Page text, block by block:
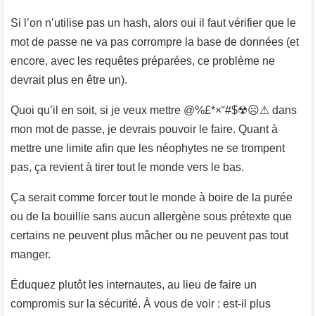
Si l’on n’utilise pas un hash, alors oui il faut vérifier que le
mot de passe ne va pas corrompre la base de données (et
encore, avec les requêtes préparées, ce problème ne
devrait plus en être un).
Quoi qu’il en soit, si je veux mettre @%£*×˘#$☢☹⚠ dans
mon mot de passe, je devrais pouvoir le faire. Quant à
mettre une limite afin que les néophytes ne se trompent
pas, ça revient à tirer tout le monde vers le bas.
Ça serait comme forcer tout le monde à boire de la purée
ou de la bouillie sans aucun allergène sous prétexte que
certains ne peuvent plus mâcher ou ne peuvent pas tout
manger.
Éduquez plutôt les internautes, au lieu de faire un
compromis sur la sécurité. À vous de voir : est-il plus